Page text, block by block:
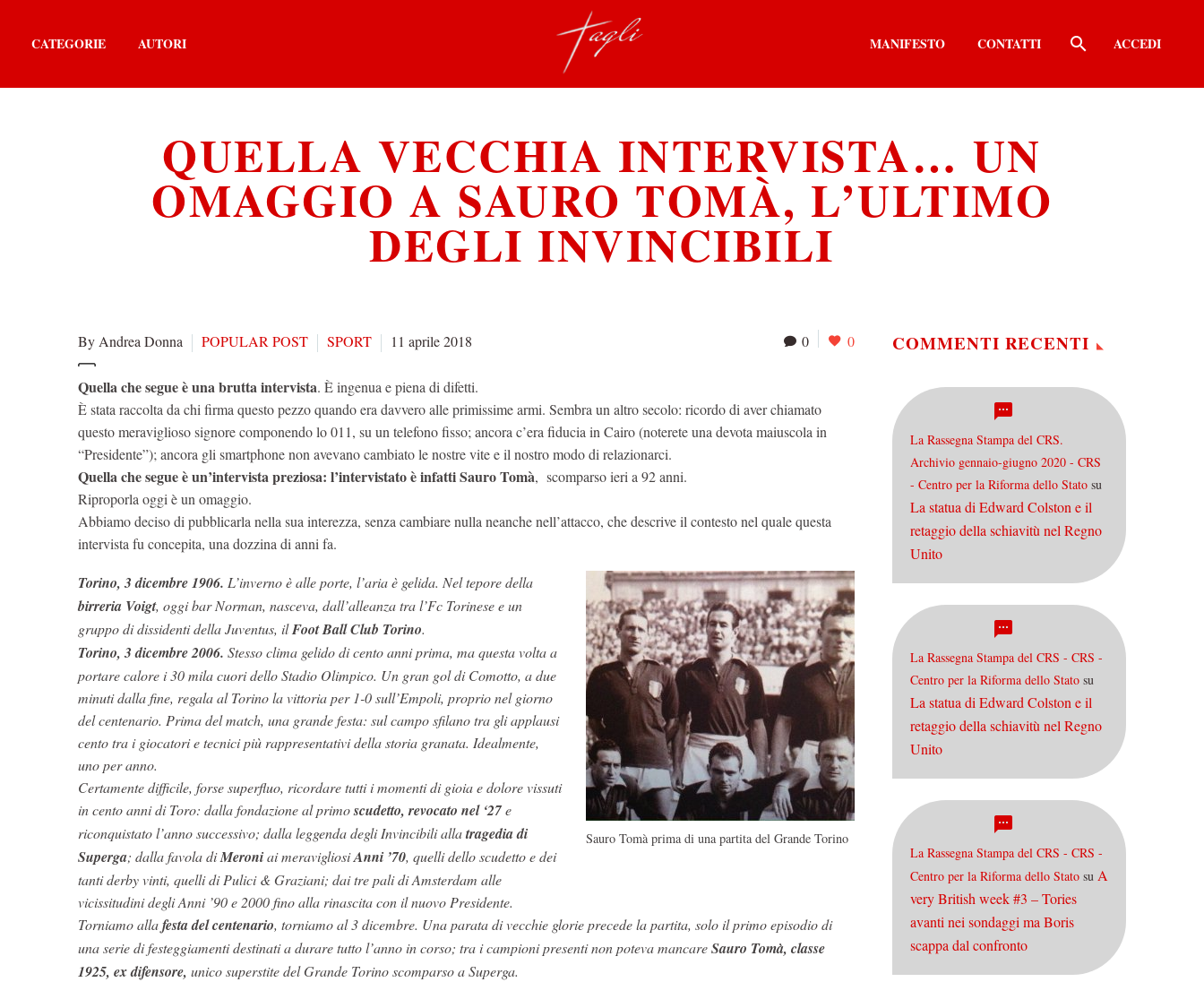
CATEGORIE AUTORI MANIFESTO CONTATTI ACCEDI
QUELLA VECCHIA INTERVISTA… UN
OMAGGIO A SAURO TOMÀ, L’ULTIMO
DEGLI INVINCIBILI
0 0
By Andrea Donna POPULAR POST SPORT 11 aprile 2018
Quella che segue è una brutta intervista. È ingenua e piena di difetti.
È stata raccolta da chi firma questo pezzo quando era davvero alle primissime armi. Sembra un altro secolo: ricordo di aver chiamato
questo meraviglioso signore componendo lo 011, su un telefono fisso; ancora c’era fiducia in Cairo (noterete una devota maiuscola in
“Presidente”); ancora gli smartphone non avevano cambiato le nostre vite e il nostro modo di relazionarci.
Quella che segue è un’intervista preziosa: l’intervistato è infatti Sauro Tomà, scomparso ieri a 92 anni.
Riproporla oggi è un omaggio.
Abbiamo deciso di pubblicarla nella sua interezza, senza cambiare nulla neanche nell’attacco, che descrive il contesto nel quale questa
intervista fu concepita, una dozzina di anni fa.
Sauro Tomà prima di una partita del Grande Torino
Torino, 3 dicembre 1906. L’inverno è alle porte, l’aria è gelida. Nel tepore della
birreria Voigt, oggi bar Norman, nasceva, dall’alleanza tra l’Fc Torinese e un
gruppo di dissidenti della Juventus, ilFoot Ball Club Torino.
Torino, 3 dicembre 2006. Stesso clima gelido di cento anni prima, ma questa volta a
portare calore i 30 mila cuori dello Stadio Olimpico. Un gran gol di Comotto, a due
minuti dalla fine, regala al Torino la vittoria per 1-0 sull’Empoli, proprio nel giorno
del centenario. Prima del match, una grande festa: sul campo sfilano tra gli applausi
cento tra i giocatori e tecnici più rappresentativi della storia granata. Idealmente,
uno per anno.
Certamente difficile, forse superfluo, ricordare tutti i momenti di gioia e dolore vissuti
in cento anni di Toro: dalla fondazione al primoscudetto, revocato nel ‘27e
riconquistato l’anno successivo; dalla leggenda degli Invincibili allatragedia di
Superga; dalla favola diMeroniai meravigliosiAnni ’70, quelli dello scudetto e dei
tanti derby vinti, quelli di Pulici & Graziani; dai tre pali di Amsterdam alle
vicissitudini degli Anni ’90 e 2000 fino alla rinascita con il nuovo Presidente.
Torniamo allafesta del centenario, torniamo al 3 dicembre. Una parata di vecchie glorie precede la partita, solo il primo episodio di
una serie di festeggiamenti destinati a durare tutto l’anno in corso; tra i campioni presenti non poteva mancareSauro Tomà, classe
1925, ex difensore, unico superstite del Grande Torino scomparso a Superga.
COMMENTI RECENTI
La Rassegna Stampa del CRS.
Archivio gennaio-giugno 2020 - CRS
- Centro per la Riforma dello Stato su
La statua di Edward Colston e il
retaggio della schiavitù nel Regno
Unito
La Rassegna Stampa del CRS - CRS -
Centro per la Riforma dello Stato su
La statua di Edward Colston e il
retaggio della schiavitù nel Regno
Unito
La Rassegna Stampa del CRS - CRS -
Centro per la Riforma dello Stato su A
very British week #3 – Tories
avanti nei sondaggi ma Boris
scappa dal confronto